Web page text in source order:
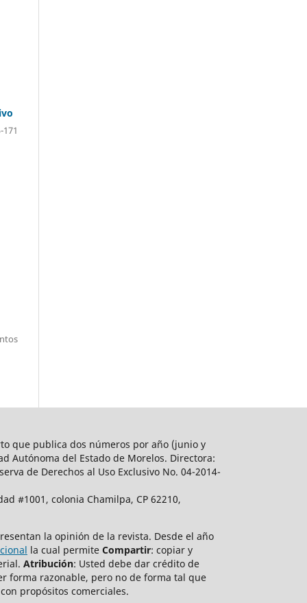
171
que publica dos números por año (junio y
Autónoma del Estado de Morelos. Directora:
de Derechos al Uso Exclusivo No. 04-2014-
#1001, colonia Chamilpa, CP 62210,
la opinión de la revista. Desde el año
la cual permite Compartir: copiar y
Atribución: Usted debe dar crédito de
forma razonable, pero no de forma tal que
propósitos comerciales.